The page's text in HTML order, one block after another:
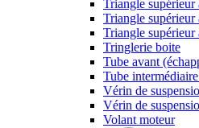
Triangle supérieur
Triangle supérieur
Triangle supérieur
Tringlerie boite
Tube avant
Tube
Vérin de
Vérin de
Volant moteur